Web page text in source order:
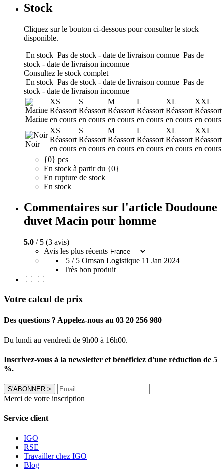
Stock
Cliquez sur le bouton ci-dessous pour consulter le stock
disponible.
En stock Pas de stock - date de livraison connue Pas de
stock - date de livraison inconnue
Consultez le stock complet
En stock Pas de stock - date de livraison connue Pas de
stock - date de livraison inconnue
Marine
XS
Réassort
en cours
S
Réassort
en cours
M
Réassort
en cours
L
Réassort
en cours
XL
Réassort
en cours
XXL
Réassort
en cours
Noir
XS
Réassort
en cours
S
Réassort
en cours
M
Réassort
en cours
L
Réassort
en cours
XL
Réassort
en cours
XXL
Réassort
en cours
{0} pcs
En stock à partir du {0}
En rupture de stock
En stock
Commentaires sur l'article Doudoune
duvet Macin pour homme
5.0 / 5 (3 avis)
Avis les plus récents
5 / 5 Omsan Logistique 11 Jan 2024
Très bon produit
Votre calcul de prix
Des questions ? Appelez-nous au 03 20 256 980
Du lundi au vendredi de 9h00 à 16h00.
Inscrivez-vous à la newsletter et bénéficiez d'une réduction de 5
%.
S'ABONNER >
Merci de votre inscription
Service client
IGO
RSE
Travailler chez IGO
Blog